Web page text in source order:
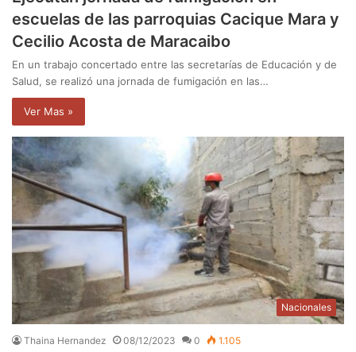
escuelas de las parroquias Cacique Mara y
Cecilio Acosta de Maracaibo
En un trabajo concertado entre las secretarías de Educación y de
Salud, se realizó una jornada de fumigación en las…
Ver Mas »
Nacionales
Thaina Hernandez 08/12/2023 0 1.105